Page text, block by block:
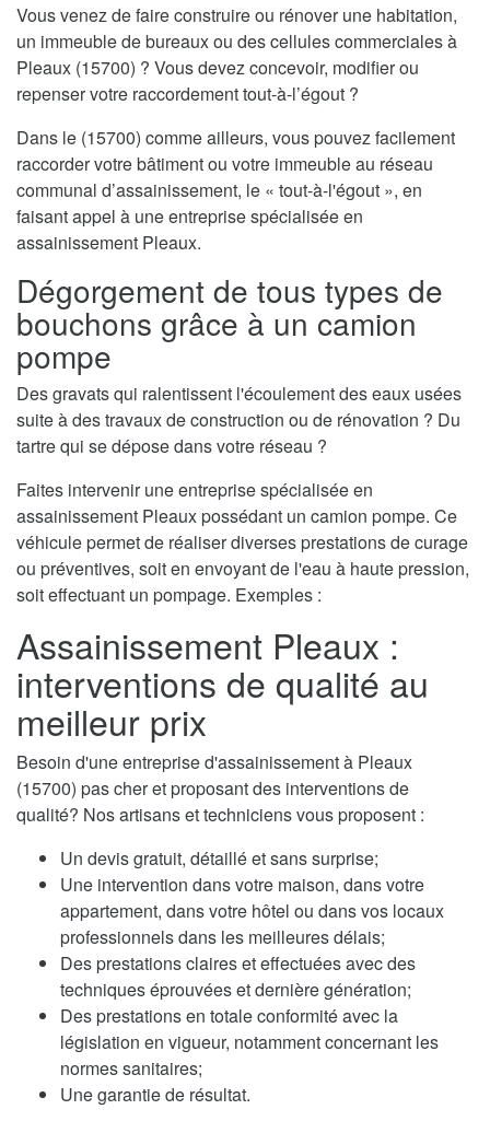
Vous venez de faire construire ou rénover une habitation,
un immeuble de bureaux ou des cellules commerciales à
Pleaux (15700) ? Vous devez concevoir, modifier ou
repenser votre raccordement tout-à-l’égout ?
Dans le (15700) comme ailleurs, vous pouvez facilement
raccorder votre bâtiment ou votre immeuble au réseau
communal d’assainissement, le « tout-à-l'égout », en
faisant appel à une entreprise spécialisée en
assainissement Pleaux.
Dégorgement de tous types de
bouchons grâce à un camion
pompe
Des gravats qui ralentissent l'écoulement des eaux usées
suite à des travaux de construction ou de rénovation ? Du
tartre qui se dépose dans votre réseau ?
Faites intervenir une entreprise spécialisée en
assainissement Pleaux possédant un camion pompe. Ce
véhicule permet de réaliser diverses prestations de curage
ou préventives, soit en envoyant de l'eau à haute pression,
soit effectuant un pompage. Exemples :
Assainissement Pleaux :
interventions de qualité au
meilleur prix
Besoin d'une entreprise d'assainissement à Pleaux
(15700) pas cher et proposant des interventions de
qualité? Nos artisans et techniciens vous proposent :
Un devis gratuit, détaillé et sans surprise;
Une intervention dans votre maison, dans votre
appartement, dans votre hôtel ou dans vos locaux
professionnels dans les meilleures délais;
Des prestations claires et effectuées avec des
techniques éprouvées et dernière génération;
Des prestations en totale conformité avec la
législation en vigueur, notamment concernant les
normes sanitaires;
Une garantie de résultat.